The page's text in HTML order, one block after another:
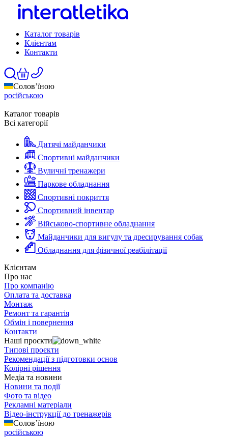
Каталог товарів
Клієнтам
Контакти
Солов’їною
російською
Каталог товарів
Всі категорії
Дитячі майданчики
Спортивні майданчики
Вуличні тренажери
Паркове обладнання
Спортивні покриття
Спортивний інвентар
Військово-спортивне обладнання
Майданчики для вигулу та дресирування собак
Обладнання для фізичної реабілітації
Клієнтам
Про нас
Про компанію
Оплата та доставка
Монтаж
Ремонт та гарантія
Обмін і повернення
Контакти
Наші проєкти
Типові проєкти
Рекомендації з підготовки основ
Колірні рішення
Медіа та новини
Новини та події
Фото та відео
Рекламні матеріали
Відео-інструкції до тренажерів
Солов’їною
російською